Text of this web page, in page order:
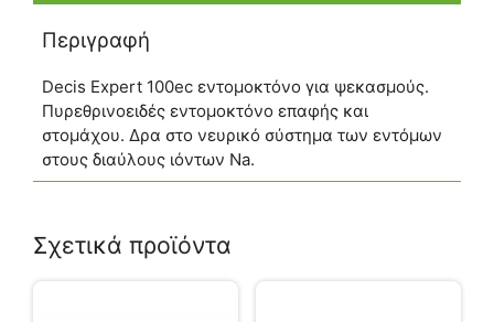
Περιγραφή
Decis Expert 100ec εντομοκτόνο για ψεκασμούς.
Πυρεθρινοειδές εντομοκτόνο επαφής και
στομάχου. Δρα στο νευρικό σύστημα των εντόμων
στους διαύλους ιόντων Na.
Σχετικά προϊόντα